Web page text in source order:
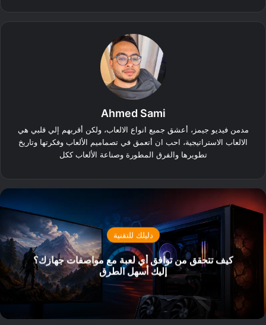
Ahmed Sami
مدمن فيديو جيمز، أعشق جميع انواع الالعاب، ولكن أقربهم إلي قلبي هي
الالعاب الاستراتيجية، احب ان أتعمق في تصماميم الألعاب وفكرتها وتاريخ
تطويرها والفرق المطورة وصناعة الألعاب ككل
دليلك للتقنية
كيف تتحقق من توافق أي لعبة مع مواصفات جهازك؟
إليك أسهل الطرق